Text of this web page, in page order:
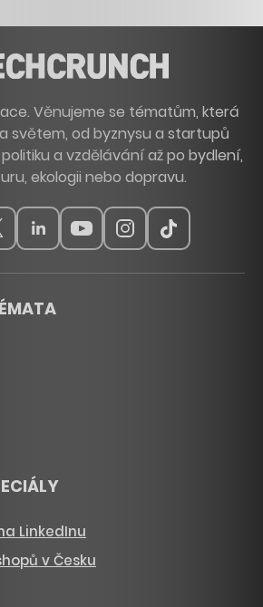
Věnujeme se tématům, která
světem, od byznysu a startupů
a vzdělávání až po bydlení,
ekologii nebo dopravu.
LinkedInu
v Česku